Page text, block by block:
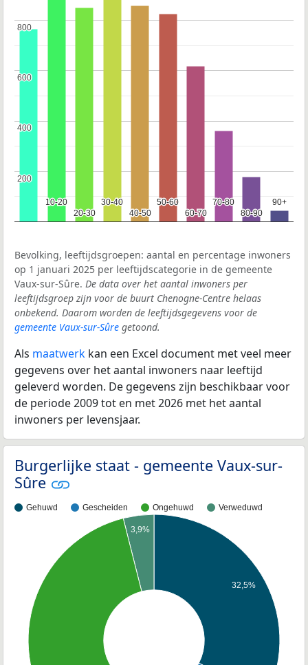
10-20
10-20
20-30
20-30
30-40
30-40
40-50
40-50
50-60
50-60
60-70
60-70
70-80
70-80
80-90
80-90
90+
90+
200
200
400
400
600
600
800
800
Bevolking, leeftijdsgroepen: aantal en percentage inwoners
op 1 januari 2025 per leeftijdscategorie in de gemeente
Vaux-sur-Sûre. De data over het aantal inwoners per
leeftijdsgroep zijn voor de buurt Chenogne-Centre helaas
onbekend. Daarom worden de leeftijdsgegevens voor de
gemeente Vaux-sur-Sûre getoond.
Als maatwerk kan een Excel document met veel meer
gegevens over het aantal inwoners naar leeftijd
geleverd worden. De gegevens zijn beschikbaar voor
de periode 2009 tot en met 2026 met het aantal
inwoners per levensjaar.
Burgerlijke staat - gemeente Vaux-sur-
Sûre
Gehuwd Gescheiden Ongehuwd Verweduwd
32,5%
3,9%